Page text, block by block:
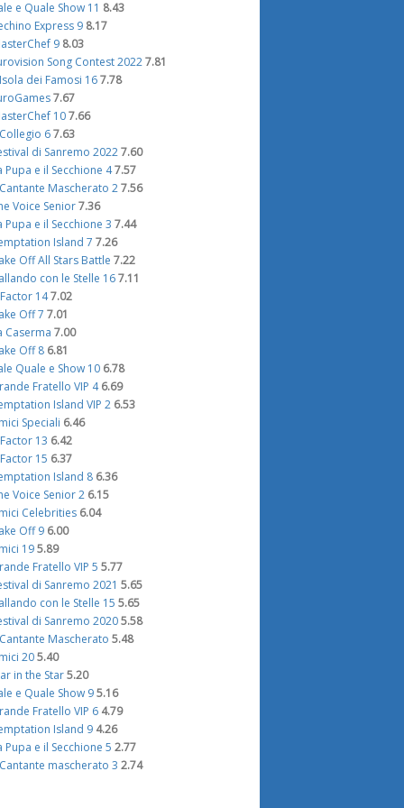
e Quale Show 11 8.43
Express 9 8.17
9 8.03
Song Contest 2022 7.81
dei Famosi 16 7.78
7.67
10 7.66
6 7.63
di Sanremo 2022 7.60
Pupa e il Secchione 47.57
Mascherato 2 7.56
Voice Senior 7.36
Pupa e il Secchione 3 7.44
Island 7 7.26
Off All Stars Battle 7.22
con le Stelle 16 7.11
147.02
Off 7 7.01
Caserma 7.00
Off 8 6.81
Quale e Show 10 6.78
Fratello VIP 4 6.69
Island VIP 2 6.53
Speciali 6.46
13 6.42
15 6.37
Island 8 6.36
Voice Senior 2 6.15
Celebrities 6.04
Off 9 6.00
19 5.89
Fratello VIP 5 5.77
di Sanremo 2021 5.65
con le Stelle 15 5.65
di Sanremo 2020 5.58
Mascherato 5.48
20 5.40
in the Star 5.20
e Quale Show 9 5.16
Fratello VIP 6 4.79
Island 9 4.26
Pupa e il Secchione 5 2.77
mascherato 3 2.74